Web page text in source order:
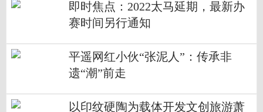
即时焦点：2022太马延期，最新办
赛时间另行通知
平遥网红小伙“张泥人”：传承非
遗“潮”前走
以印纹硬陶为载体开发文创旅游萧